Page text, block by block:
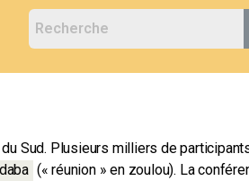
Sud. Plusieurs milliers de
(« réunion » en zoulou). La